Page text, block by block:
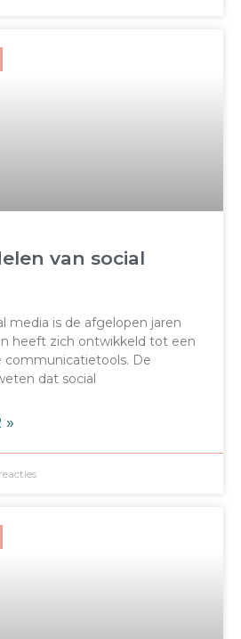
van social
media is de afgelopen jaren
heeft zich ontwikkeld tot een
communicatietools. De
dat social
»